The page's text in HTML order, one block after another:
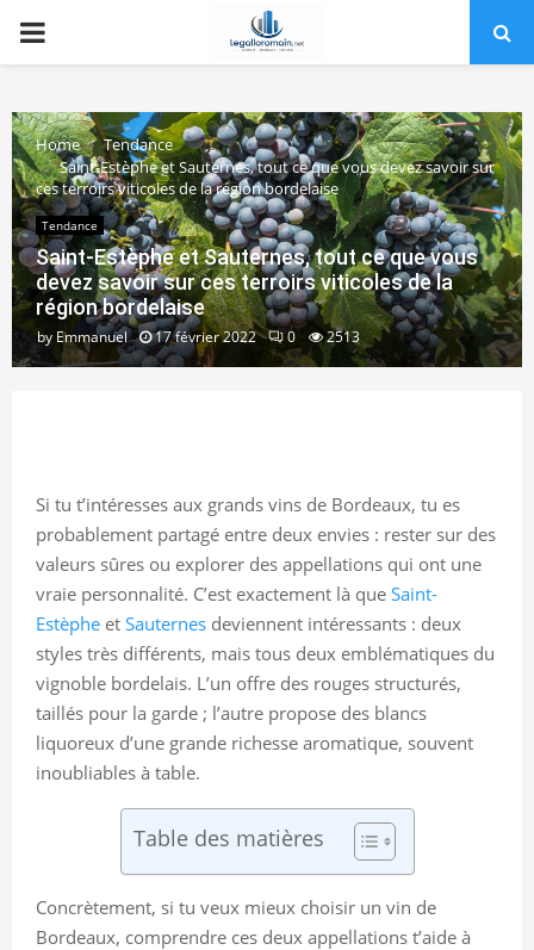
PRIMARY
Home
Tendance
Saint-Estèphe et Sauternes, tout ce que vous devez savoir sur
ces terroirs viticoles de la région bordelaise
Tendance
Saint-Estèphe et Sauternes, tout ce que vous
devez savoir sur ces terroirs viticoles de la
région bordelaise
by Emmanuel 17 février 2022 0 2513
Si tu t’intéresses aux grands vins de Bordeaux, tu es
probablement partagé entre deux envies : rester sur des
valeurs sûres ou explorer des appellations qui ont une
vraie personnalité. C’est exactement là que Saint-
Estèphe et Sauternes deviennent intéressants : deux
styles très différents, mais tous deux emblématiques du
vignoble bordelais. L’un offre des rouges structurés,
taillés pour la garde ; l’autre propose des blancs
liquoreux d’une grande richesse aromatique, souvent
inoubliables à table.
Table des matières
Concrètement, si tu veux mieux choisir un vin de
Bordeaux, comprendre ces deux appellations t’aide à